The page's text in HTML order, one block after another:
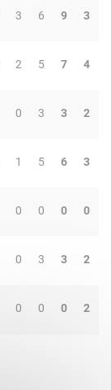
3 6 9 3
2 5 7 4
0 3 3 2
1 5 6 3
0 0 0 0
0 3 3 2
0 0 0 2